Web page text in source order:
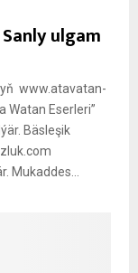
ulgam
www.atavatan-
Watan Eserleri”
Bäsleşik
Mukaddes...